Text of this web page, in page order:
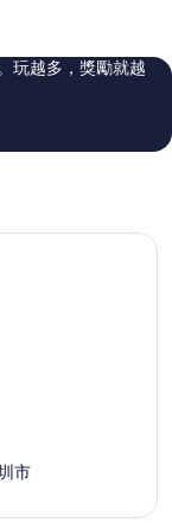
評
論
玩越多，獎勵就越
市